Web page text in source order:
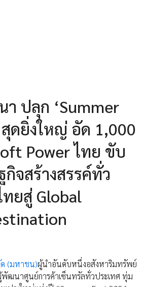
ปลุก ‘Summer
สุดยิ่งใหญ่ อัด 1,000
Power ไทย ขับ
กิจสร้างสรรค์ทั่ว
ยสู่ Global
(มหาชน)ผู้นำอันดับหนึ่งอสังหาริมทรัพย์
ฒนาศูนย์การค้าเซ็นทรัลทั่วประเทศ ทุ่ม